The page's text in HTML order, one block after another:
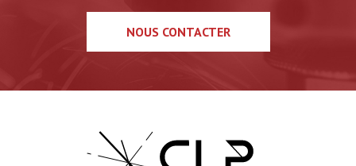
NOUS CONTACTER